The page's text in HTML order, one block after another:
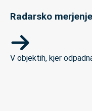
Radarsko
V objektih, kjer